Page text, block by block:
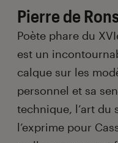
Pierre de
Poète phare du XVI
est un
calque sur les
personnel et sa
technique, l’art du
l’exprime pour